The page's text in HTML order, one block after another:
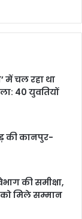
में चल रहा था
40 युवतियों
की कानपुर-
की समीक्षा,
को मिले सम्मान